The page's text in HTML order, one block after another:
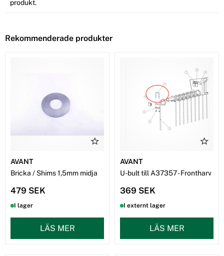
produkt.
Rekommenderade produkter
AVANT
Bricka / Shims 1,5mm midja
479 SEK
I lager
LÄS MER
AVANT
U-bult till A37357 - Frontharv
369 SEK
I externt lager
LÄS MER